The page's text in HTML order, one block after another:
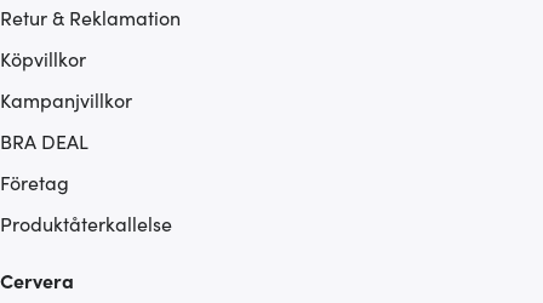
Retur & Reklamation
Köpvillkor
Kampanjvillkor
BRA DEAL
Företag
Produktåterkallelse
Cervera